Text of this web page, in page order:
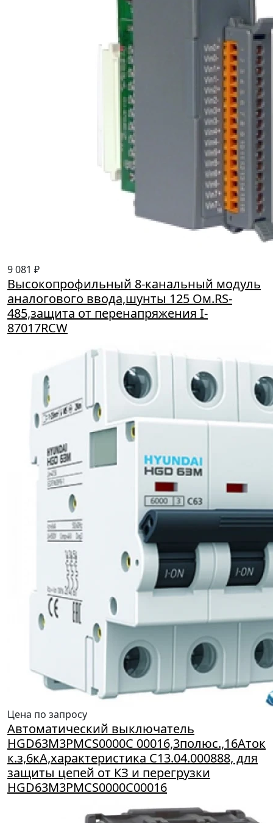
9 081 ₽
Высокопрофильный 8-канальный модуль
аналогового ввода,шунты 125 Ом.RS-
485,защита от перенапряжения I-
87017RCW
Цена по запросу
Автоматический выключатель
HGD63M3PMCS0000C 00016,3полюс.,16Aток
к.з,6кА,характеристика С13.04.000888, для
защиты цепей от КЗ и перегрузки
HGD63M3PMCS0000C00016